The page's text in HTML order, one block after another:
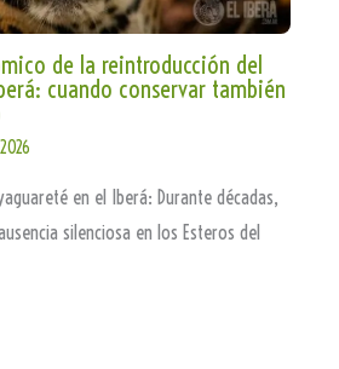
de la reintroducción del
cuando conservar también
en el Iberá: Durante décadas,
silenciosa en los Esteros del